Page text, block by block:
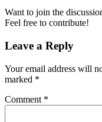
Want to join the
Feel free to contribute!
Leave a Reply
Your email address will
marked *
Comment *